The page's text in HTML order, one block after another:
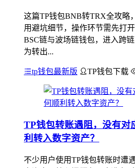
这篇TP钱包BNB转TRX全攻略
用避坑细节，操作环节需先打
BSC链与波场链钱包，进入跨
为转出...
tp钱包最新版 TP钱包下载
TP钱包转账遇阻，没有对
利转入数字资产？
不少用户使用TP钱包转账时遭